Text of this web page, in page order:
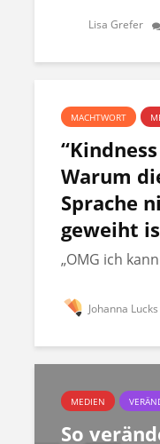
Lisa Grefer
MACHTWORT
Warum
Sprache
geweiht
„OMG ich
Johanna Lucks
MEDIEN
So